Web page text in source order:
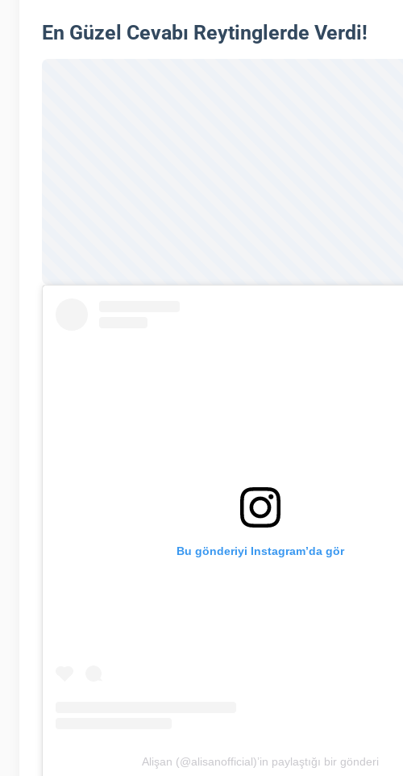
En Güzel Cevabı Reytinglerde Verdi!
Bu gönderiyi Instagram’da gör
Alişan (@alisanofficial)’in paylaştığı bir gönderi